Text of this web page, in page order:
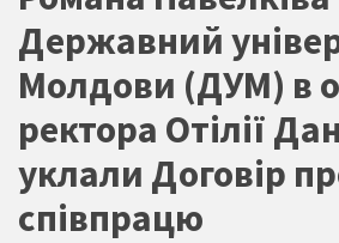
Державний
Молдови (ДУМ) в
ректора Отілії
уклали Договір
співпрацю